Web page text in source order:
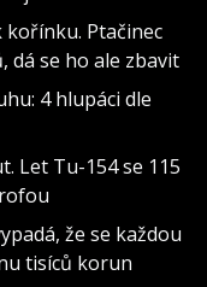
kořínku. Ptačinec
dá se ho ale zbavit
4 hlupáci dle
Let Tu-154 se 115
že se každou
tisíců korun